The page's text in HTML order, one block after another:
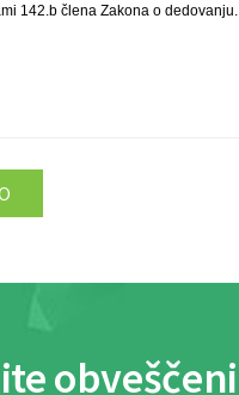
142.b člena Zakona o dedovanju.
obveščeni